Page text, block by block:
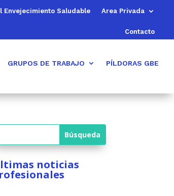
Envejecimiento Saludable Area Privada
Contacto
GRUPOS DE TRABAJO PÍLDORAS GBE
noticias